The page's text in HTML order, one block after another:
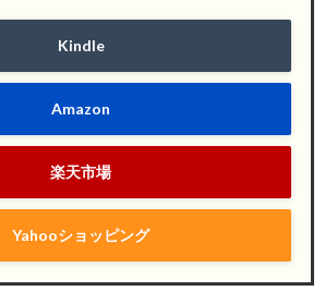
Kindle
Amazon
楽天市場
Yahooショッピング